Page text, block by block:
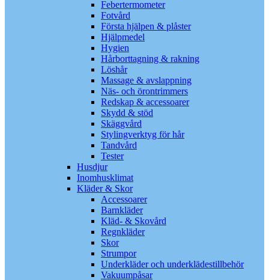
Febertermometer
Fotvård
Första hjälpen & plåster
Hjälpmedel
Hygien
Hårborttagning & rakning
Löshår
Massage & avslappning
Näs- och örontrimmers
Redskap & accessoarer
Skydd & stöd
Skäggvård
Stylingverktyg för hår
Tandvård
Tester
Husdjur
Inomhusklimat
Kläder & Skor
Accessoarer
Barnkläder
Kläd- & Skovård
Regnkläder
Skor
Strumpor
Underkläder och underklädestillbehör
Vakuumpåsar